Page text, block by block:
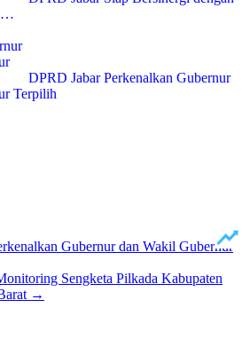
DPRD Jabar Perkenalkan Gubernur
Terpilih
Gubernur dan Wakil Gubernur
Sengketa Pilkada Kabupaten
→